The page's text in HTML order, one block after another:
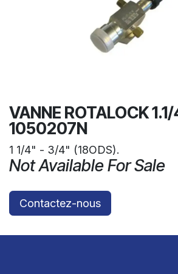
VANNE ROTALOCK
1050207N
1 1/4" - 3/4" (18ODS).
Not Available For Sale
Contactez-nous